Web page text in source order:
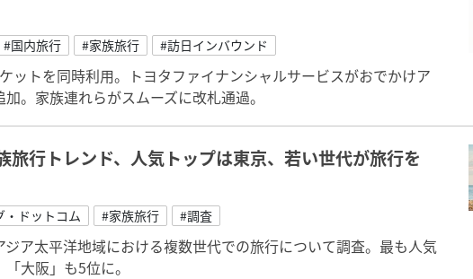
#国内旅行 #家族旅行 #訪日インバウンド
ットを同時利用。トヨタファイナンシャルサービスがおでかけア
。家族連れらがスムーズに改札通過。
旅行トレンド、人気トップは東京、若い世代が旅行を
・ドットコム #家族旅行 #調査
ア太平洋地域における複数世代での旅行について調査。最も人気
大阪」も5位に。